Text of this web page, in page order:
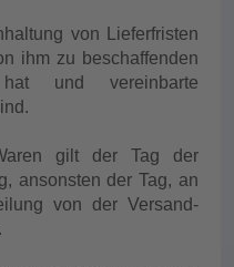
von Lieferfristen
ihm zu beschaffenden
hat und vereinbarte
gilt der Tag der
ansonsten der Tag, an
von der Versand-